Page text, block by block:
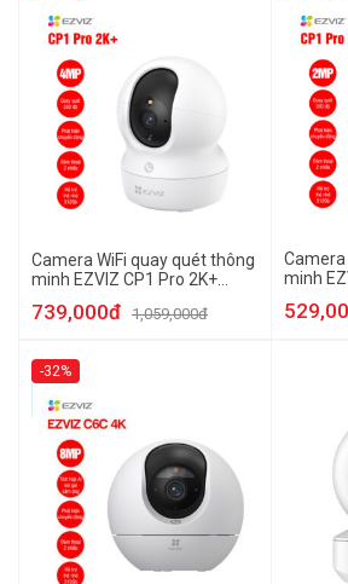
Camera WiFi quay quét thông
minh EZVIZ CP1 Pro 2K+
739,000đ 1,059,000đ
Camera
minh
-32%